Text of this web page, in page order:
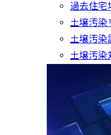
過去住宅
土壌汚染
土壌汚染
土壌汚染